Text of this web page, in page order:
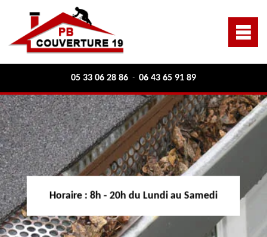
05 33 06 28 86 - 06 43 65 91 89
Horaire : 8h - 20h du Lundi au Samedi